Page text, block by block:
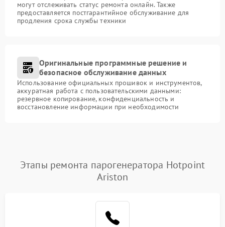
могут отслеживать статус ремонта онлайн. Также
предоставляется постгарантийное обслуживание для
продления срока службы техники
Оригинальные программные решение и
безопасное обслуживание данных
Использование официальных прошивок и инструментов,
аккуратная работа с пользовательскими данными:
резервное копирование, конфиденциальность и
восстановление информации при необходимости
Этапы ремонта парогенератора Hotpoint
Ariston